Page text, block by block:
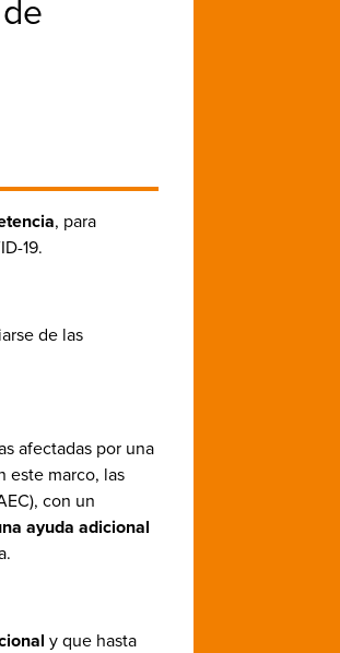
, para
19.
de las
afectadas por una
este marco, las
con un
ayuda adicional
y que hasta